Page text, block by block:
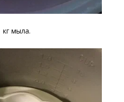
мыла.